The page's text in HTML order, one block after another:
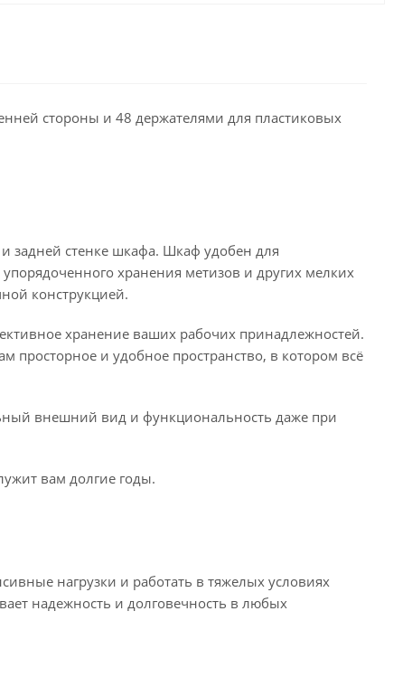
стороны и 48 держателями для пластиковых
задней стенке шкафа. Шкаф удобен для
хранения метизов и других мелких
конструкцией.
хранение ваших рабочих принадлежностей.
просторное и удобное пространство, в котором всё
внешний вид и функциональность даже при
вам долгие годы.
нагрузки и работать в тяжелых условиях
надежность и долговечность в любых